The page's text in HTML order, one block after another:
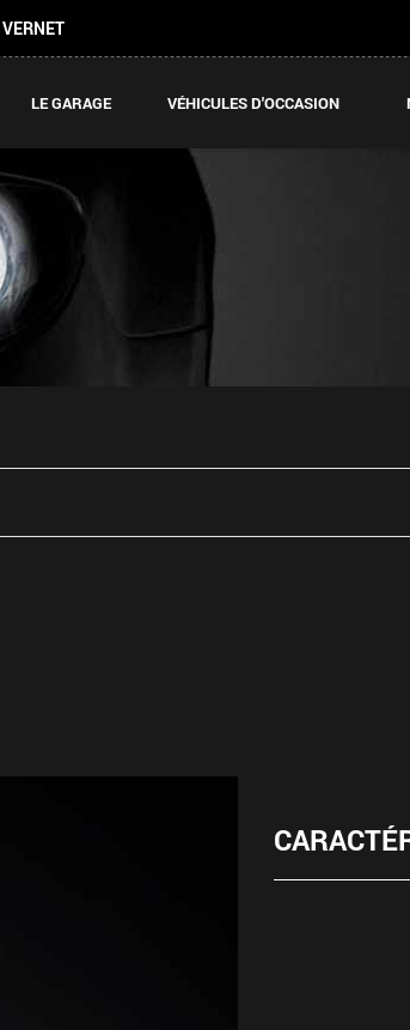
VERNET
LE GARAGE VÉHICULES D'OCCASION